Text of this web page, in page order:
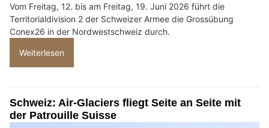
Vom Freitag, 12. bis am Freitag, 19. Juni 2026 führt die
Territorialdivision 2 der Schweizer Armee die Grossübung
Conex26 in der Nordwestschweiz durch.
Weiterlesen
Schweiz: Air-Glaciers fliegt Seite an Seite mit
der Patrouille Suisse